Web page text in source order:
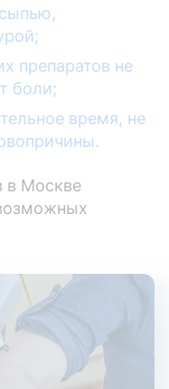
препаратов не
боли;
время, не
в Москве